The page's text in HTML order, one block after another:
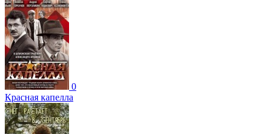
0
Красная капелла